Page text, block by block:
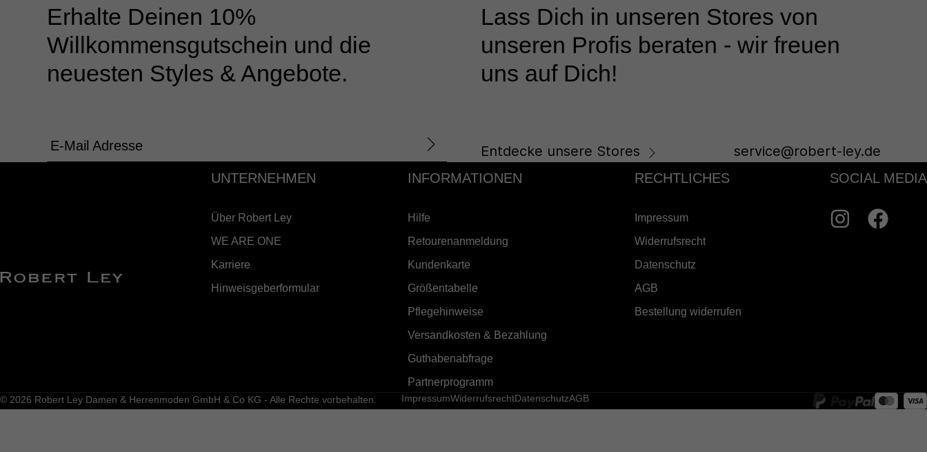
Erhalte Deinen 10%
Willkommensgutschein und die
neuesten Styles & Angebote.
E-Mail Adresse
Lass Dich in unseren Stores von
unseren Profis beraten - wir freuen
uns auf Dich!
Entdecke unsere Stores service@robert-ley.de
UNTERNEHMEN
Über Robert Ley
WE ARE ONE
Karriere
Hinweisgeberformular
INFORMATIONEN
Hilfe
Retourenanmeldung
Kundenkarte
Größentabelle
Pflegehinweise
Versandkosten & Bezahlung
Guthabenabfrage
Partnerprogramm
RECHTLICHES
Impressum
Widerrufsrecht
Datenschutz
AGB
Bestellung widerrufen
SOCIAL MEDIA
© 2026 Robert Ley Damen & Herrenmoden GmbH & Co KG - Alle Rechte vorbehalten. ImpressumWiderrufsrechtDatenschutzAGB